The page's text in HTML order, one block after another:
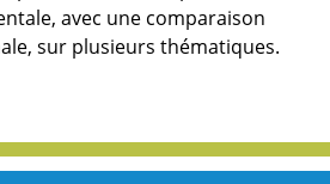
avec une comparaison
sur plusieurs thématiques.